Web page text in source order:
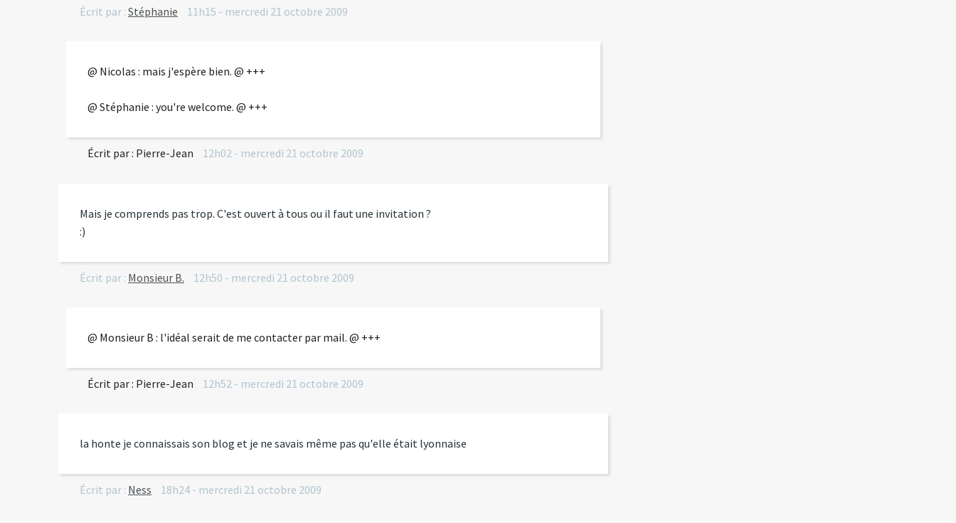
Écrit par : Stéphanie 11h15 - mercredi 21 octobre 2009
@ Nicolas : mais j'espère bien. @ +++
@ Stéphanie : you're welcome. @ +++
Écrit par : Pierre-Jean 12h02 - mercredi 21 octobre 2009
Mais je comprends pas trop. C'est ouvert à tous ou il faut une invitation ?
:)
Écrit par : Monsieur B. 12h50 - mercredi 21 octobre 2009
@ Monsieur B : l'idéal serait de me contacter par mail. @ +++
Écrit par : Pierre-Jean 12h52 - mercredi 21 octobre 2009
la honte je connaissais son blog et je ne savais même pas qu'elle était lyonnaise
Écrit par : Ness 18h24 - mercredi 21 octobre 2009